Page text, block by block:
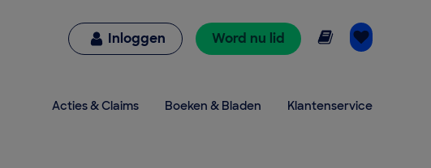
Inloggen Word nu lid Online lezen
Acties & Claims Boeken & Bladen Klantenservice